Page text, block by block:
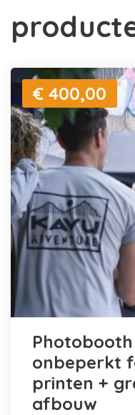
€ 400,00
onbeperkt
printen +
afbouw